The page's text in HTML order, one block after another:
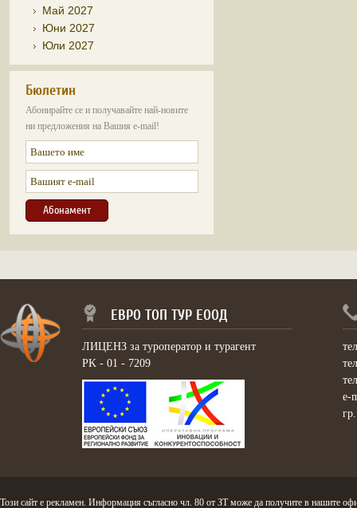
Май 2027
Юни 2027
Юли 2027
Бюлетин
Абонирайте се и получавайте най-новите
ни предложения на Вашия e-mail!
ЕВРО ТОП ТУР ЕООД
ЛИЦЕНЗ за туроператор и турагент
PK - 01 - 7209
e-
Този сайт е рекламен. Информация съгласно чл. 80 от ЗТ може да получите в нашите